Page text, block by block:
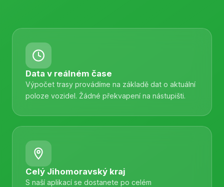
Data v reálném čase
Výpočet trasy provádíme na základě dat o aktuální
poloze vozidel. Žádné překvapení na nástupišti.
Celý Jihomoravský kraj
S naší aplikací se dostanete po celém